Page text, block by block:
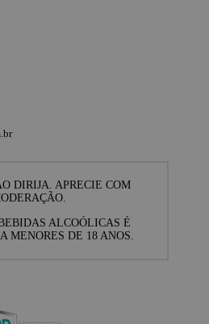
DIRIJA. APRECIE COM
ALCOÓLICAS É
MENORES DE 18 ANOS.